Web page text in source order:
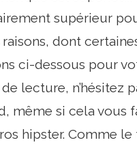
supérieur
dont
ci-dessous pour
lecture, n’hésitez
même si cela vous
hipster. Comme le